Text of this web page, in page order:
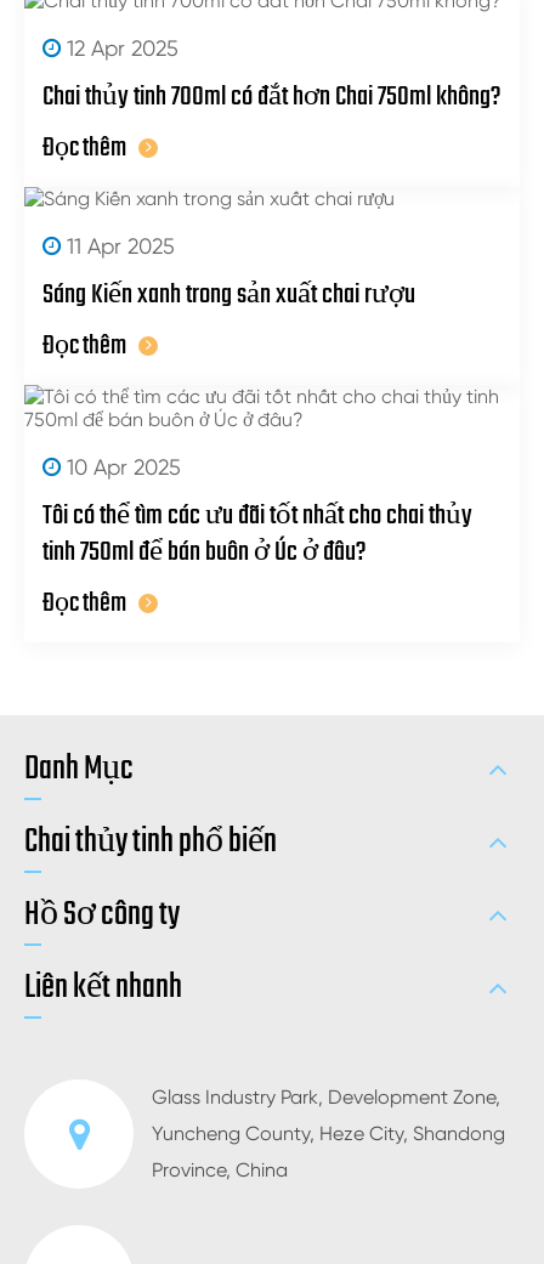
12 Apr 2025
Chai thủy tinh 700ml có đắt hơn Chai 750ml không?
Đọc thêm
11 Apr 2025
Sáng Kiến xanh trong sản xuất chai rượu
Đọc thêm
10 Apr 2025
Tôi có thể tìm các ưu đãi tốt nhất cho chai thủy
tinh 750ml để bán buôn ở Úc ở đâu?
Đọc thêm
Danh Mục
Chai thủy tinh phổ biến
Hồ Sơ công ty
Liên kết nhanh
Glass Industry Park, Development Zone,
Yuncheng County, Heze City, Shandong
Province, China